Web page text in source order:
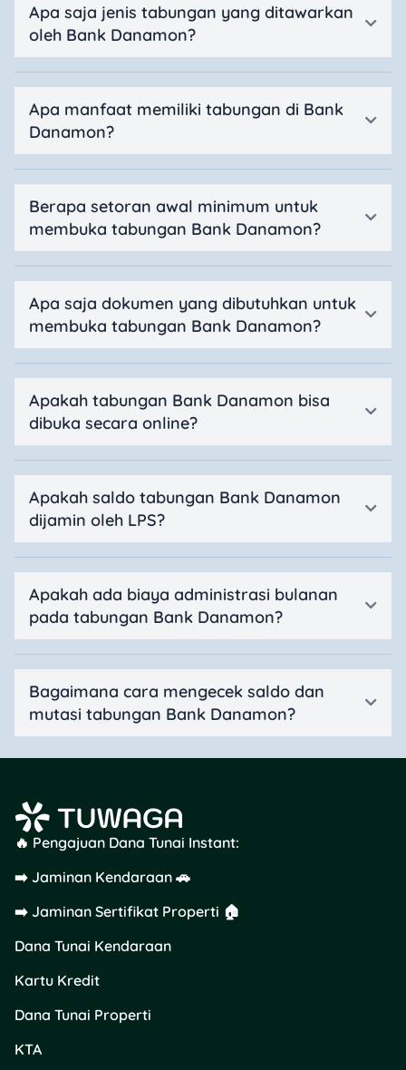
Apa saja jenis tabungan yang ditawarkan
oleh Bank Danamon?
Apa manfaat memiliki tabungan di Bank
Danamon?
Berapa setoran awal minimum untuk
membuka tabungan Bank Danamon?
Apa saja dokumen yang dibutuhkan untuk
membuka tabungan Bank Danamon?
Apakah tabungan Bank Danamon bisa
dibuka secara online?
Apakah saldo tabungan Bank Danamon
dijamin oleh LPS?
Apakah ada biaya administrasi bulanan
pada tabungan Bank Danamon?
Bagaimana cara mengecek saldo dan
mutasi tabungan Bank Danamon?
🔥 Pengajuan Dana Tunai Instant:
➡️ Jaminan Kendaraan 🚗
➡️ Jaminan Sertifikat Properti 🏠
Dana Tunai Kendaraan
Kartu Kredit
Dana Tunai Properti
KTA